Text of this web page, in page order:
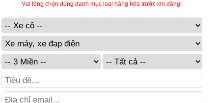
Vui lòng chọn đúng danh mục loại hàng hóa trước khi đăng!